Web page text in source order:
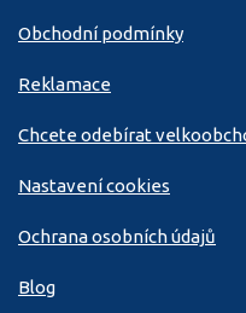
Obchodní podmínky
Reklamace
Chcete odebírat
Nastavení cookies
Ochrana osobních údajů
Blog